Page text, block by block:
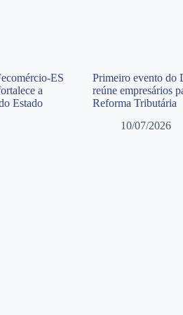
ES
a
Estado
Primeiro evento do
reúne empresários
Reforma Tributária
10/07/2026